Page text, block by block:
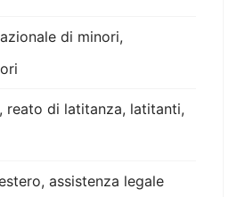
di minori,
reato di latitanza, latitanti,
assistenza legale